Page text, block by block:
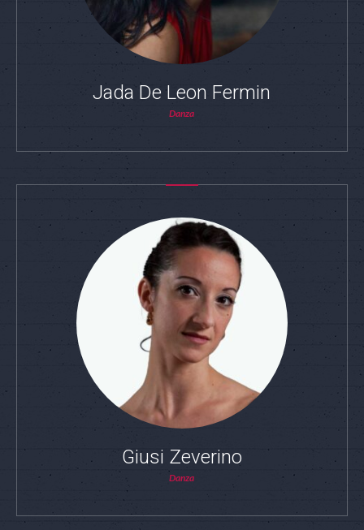
Jada De Leon Fermin
Danza
Giusi Zeverino
Danza